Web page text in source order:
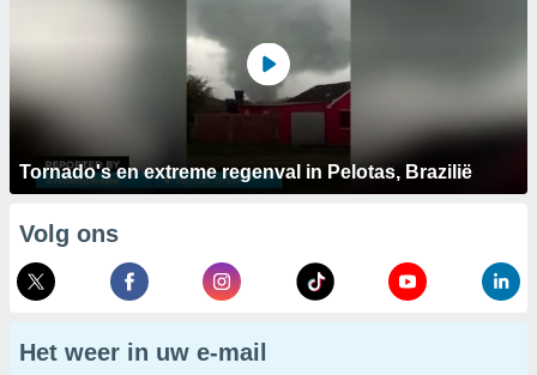
Tornado's en extreme regenval in Pelotas, Brazilië
Volg ons
Het weer in uw e-mail